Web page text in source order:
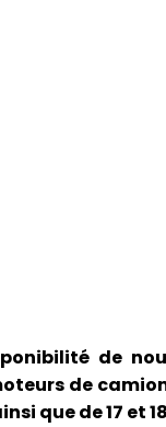
de
de
que de 17 et